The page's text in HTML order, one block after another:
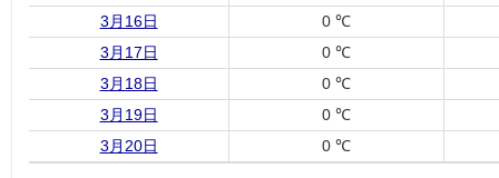
3月16日
0 ℃
3月17日
0 ℃
3月18日
0 ℃
3月19日
0 ℃
3月20日
0 ℃